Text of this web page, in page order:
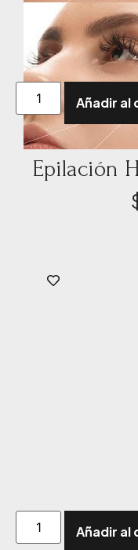
Añadir al
Epilación
Añadir al